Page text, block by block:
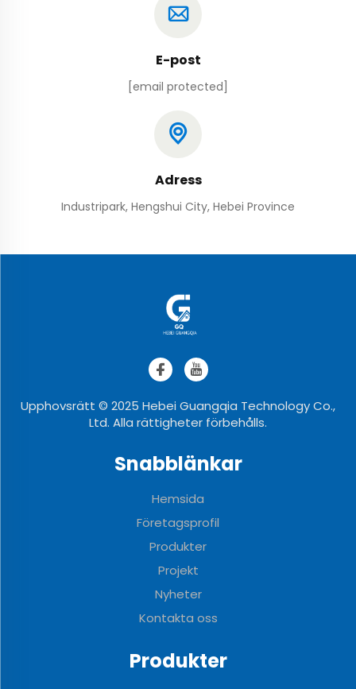
E-post
[email protected]
Adress
Industripark, Hengshui City, Hebei Province
Upphovsrätt © 2025 Hebei Guangqia Technology Co.,
Ltd. Alla rättigheter förbehålls.
Snabblänkar
Hemsida
Företagsprofil
Produkter
Projekt
Nyheter
Kontakta oss
Produkter